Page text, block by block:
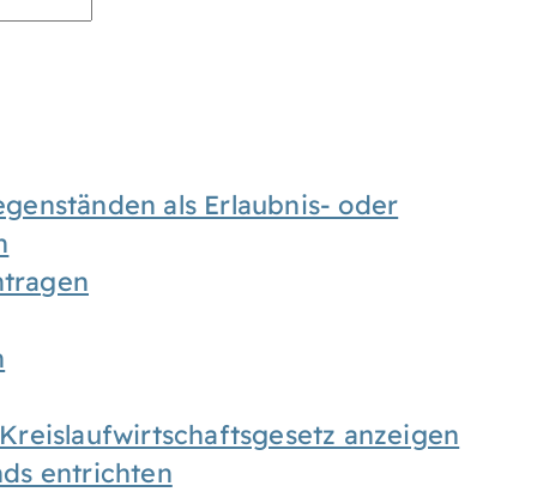
als Erlaubnis- oder
anzeigen
entrichten